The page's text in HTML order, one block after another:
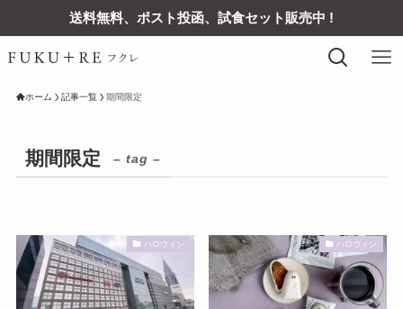
送料無料、ポスト投函、試食セット販売中 !
ホーム 記事一覧 期間限定
期間限定 – tag –
ハロウィン ハロウィン